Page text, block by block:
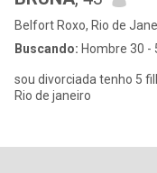
Belfort Roxo, Rio de
Buscando: Hombre 30 -
sou divorciada tenho 5
Rio de janeiro